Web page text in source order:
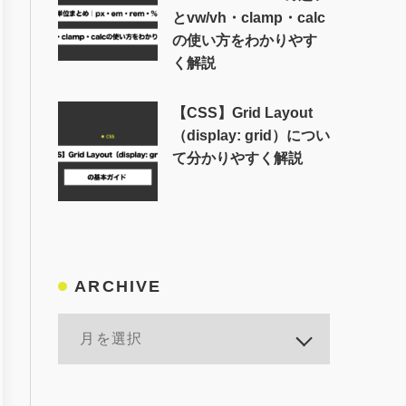
とvw/vh・clamp・calc
の使い方をわかりやす
く解説
【CSS】Grid Layout
（display: grid）につい
て分かりやすく解説
ARCHIVE